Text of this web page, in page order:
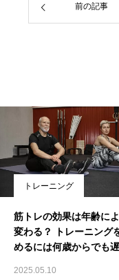
前の記事
トレーニング
筋トレの効果は年齢に
変わる？ トレーニング
めるには何歳からでも
2025.05.10